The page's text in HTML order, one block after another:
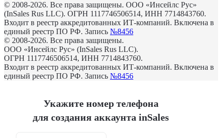
© 2008-2026. Все права защищены. ООО «Инсейлс Рус»
(InSales Rus LLC). ОГРН 1117746506514, ИНН 7714843760.
Входит в реестр аккредитованных ИТ-компаний. Включена в
единый реестр ПО РФ. Запись №8456
© 2008-2026. Все права защищены.
ООО «Инсейлс Рус» (InSales Rus LLC).
ОГРН 1117746506514, ИНН 7714843760.
Входит в реестр аккредитованных ИТ-компаний. Включена в
единый реестр ПО РФ. Запись №8456
Укажите номер телефона
для создания аккаунта inSales